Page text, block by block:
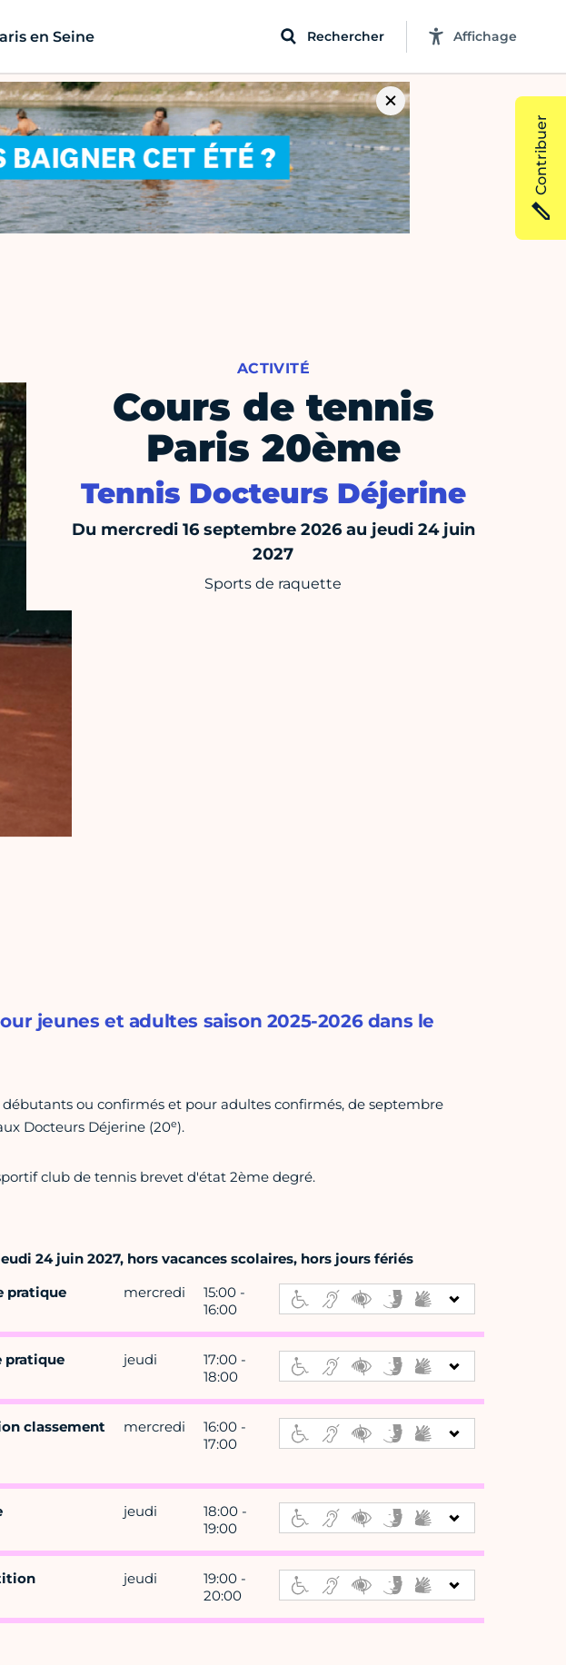
en Seine Rechercher Affichage
ACTIVITÉ
Cours de tennis
Paris 20ème
Tennis Docteurs Déjerine
Du mercredi 16 septembre 2026 au jeudi 24 juin
2027
Sports de raquette
jeunes et adultes saison 2025-2026 dans le
ou confirmés et pour adultes confirmés, de septembre
Docteurs Déjerine (20e).
club de tennis brevet d'état 2ème degré.
24 juin 2027, hors vacances scolaires, hors jours fériés
pratique
mercredi
15:00 -
16:00
pratique
jeudi
17:00 -
18:00
classement
mercredi
16:00 -
17:00
jeudi
18:00 -
19:00
jeudi
19:00 -
20:00
Contribuer